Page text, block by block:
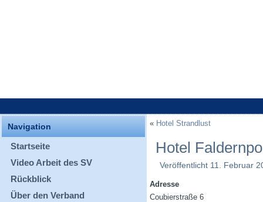
Navigation
Startseite
Video Arbeit des SV
Rückblick
Über den Verband
« Hotel Strandlust
Hotel
Veröffentlicht 11. Februar
Adresse
Coubierstraße 6